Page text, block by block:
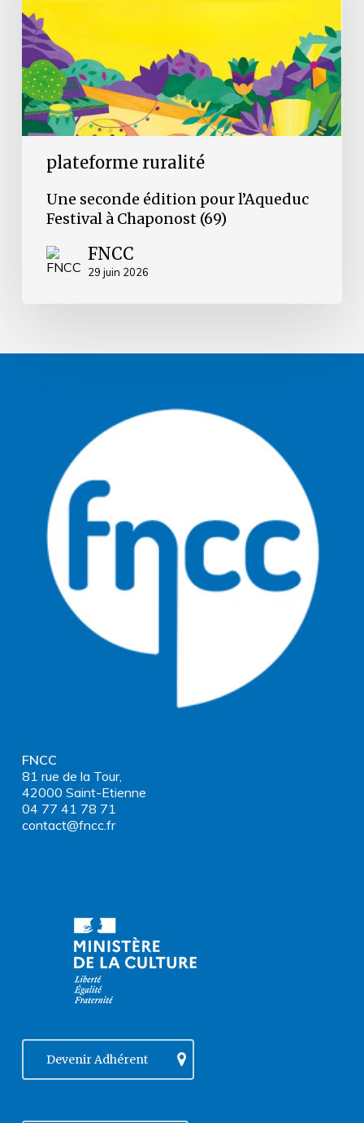
plateforme ruralité
Festival
à
Chaponost
(69)
Une seconde édition pour l’Aqueduc
Festival à Chaponost (69)
FNCC
29 juin 2026
FNCC
81 rue de la Tour,
42000 Saint-Etienne
04 77 41 78 71
contact@fncc.fr
Devenir Adhérent